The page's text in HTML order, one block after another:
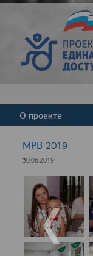
О проекте
МРВ 2019
30.06.2019